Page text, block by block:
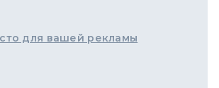
для вашей рекламы